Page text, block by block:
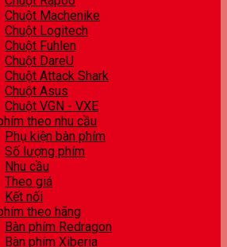
Chuột Machenike
Chuột Logitech
Chuột Fuhlen
Chuột DareU
Chuột Attack Shark
Chuột Asus
Chuột VGN - VXE
theo nhu cầu
Phụ kiện bàn phím
Số lượng phím
Nhu cầu
Theo giá
Kết nối
theo hãng
Bàn phím Redragon
Bàn phím Xiberia